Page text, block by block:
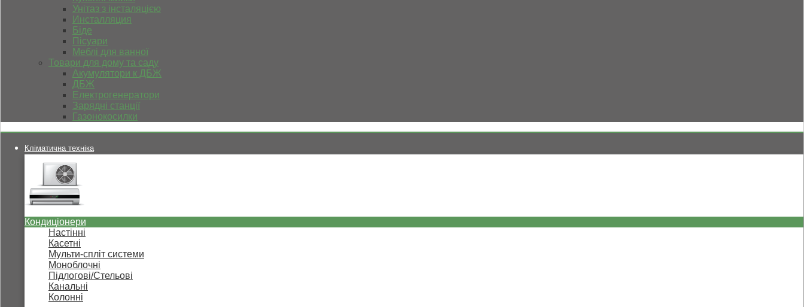
Унітаз з інсталяцією
Инсталляция
Біде
Пісуари
Меблі для ванної
Товари для дому та саду
Акумулятори к ДБЖ
ДБЖ
Електрогенератори
Зарядні станції
Газонокосилки
Кліматична техніка
Кондиціонери
Настінні
Касетні
Мульти-спліт системи
Моноблочні
Підлогові/Стельові
Канальні
Колонні